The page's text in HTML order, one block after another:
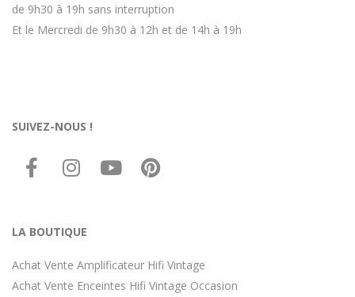
de 9h30 à 19h sans interruption
Et le Mercredi de 9h30 à 12h et de 14h à 19h
SUIVEZ-NOUS !
LA BOUTIQUE
Achat Vente Amplificateur Hifi Vintage
Achat Vente Enceintes Hifi Vintage Occasion